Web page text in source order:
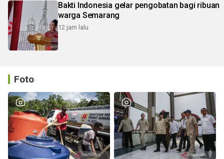
Bakti Indonesia gelar pengobatan bagi ribuan
warga Semarang
12 jam lalu
Foto